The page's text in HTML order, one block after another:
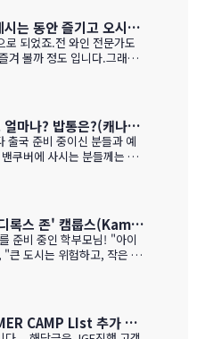
/ Mexican / or
StudeBC와인을 무시 하면 안되요!! 계시는 동안 즐기고 오시기를 바랍니다. (밴쿠버에서 소주는 얼마?)
로 되었죠.전 와인 전문가도
겨 볼까 정도 입니다.그래도
나다, 미국 와인이 유럽산 대
로 리쿼스토어나 와인 N 비
여간 이번에는 BC와인 장점
이에요. 한번 보세요.그리고
고 밴쿠버에서
. 당연 한국보다 비싸죠!!!1.
있음. 서늘한 밤 덕분에 과일
밴쿠버 한인 마트에서는 뭘 팔고 얼마나? 밥통은?(캐나다 출국 준비 중이신 분들과 예비 유학맘들을 위한)
출국 준비 중이신 분들과 예
쿠버에 사시는 분들께는 이
는 분들께는 정말 유용할 거
죠. (홍보글 절대 아님 ㅋ
건들이 있는지 미리 체크해
요, 한국에서 가져간 제품은
없이 현지에서 새로 구입해
중고생 홀로 유학, 안심되는 '골디록스 존' 캠룹스(Kamloops)가 정답입니다
큰 도시는 위험하고, 작은 도
로 밤잠 설치시죠? 오늘은
적당한 환경'을 말해요. 아
, 함께 알아볼까요? ?️ 아
IGE유학맘을 위한 2025 SUMMER CAMP LIst 추가 되었습니다.